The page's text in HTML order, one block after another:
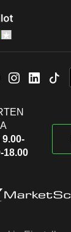
18.00